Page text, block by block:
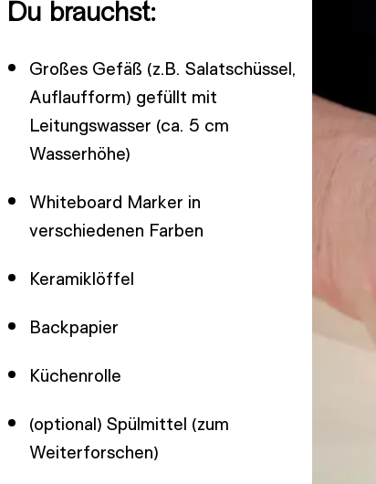
Du brauchst:
Großes Gefäß (z.B. Salatschüssel,
Auflaufform) gefüllt mit
Leitungswasser (ca. 5 cm
Wasserhöhe)
Whiteboard Marker in
verschiedenen Farben
Keramiklöffel
Backpapier
Küchenrolle
(optional) Spülmittel (zum
Weiterforschen)